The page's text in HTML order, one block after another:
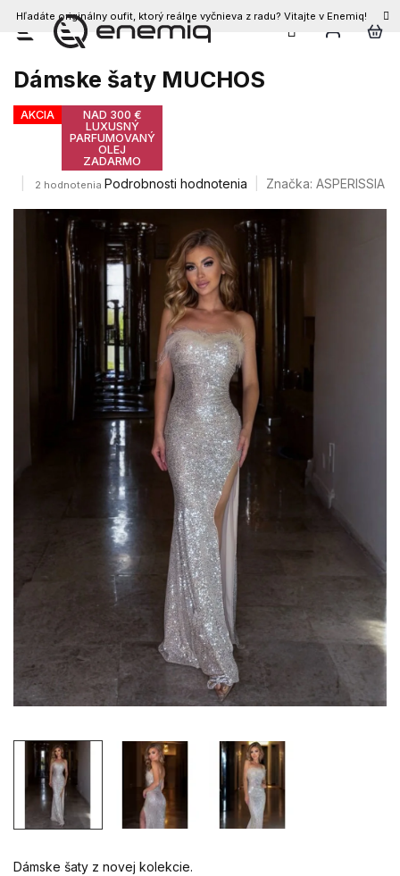
Prejsť
obsah
Hľadáte originálny oufit, ktorý reálne vyčnieva z radu? Vitajte v Enemiq!
Dámske šaty MUCHOS
AKCIA
NAD 300 €
LUXUSNÝ
PARFUMOVANÝ
OLEJ
ZADARMO
Priemerné
produktu
hviezdičiek.
2 hodnotenia Podrobnosti hodnotenia Značka: ASPERISSIA
Dámske šaty z novej kolekcie.